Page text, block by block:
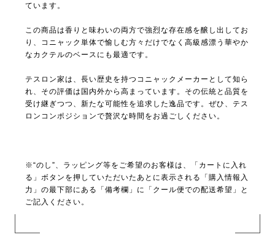
ています。
この商品は香りと味わいの両方で強烈な存在感を醸し出してお
り、コニャック単体で愉しむ方々だけでなく高級感漂う華やか
なカクテルのベースにも最適です。
テスロン家は、長い歴史を持つコニャックメーカーとして知ら
れ、その評価は国内外から高まっています。その伝統と品質を
受け継ぎつつ、新たな可能性を追求した逸品です。ぜひ、テス
ロンコンポジションで贅沢な時間をお過ごしください。
※“のし”、ラッピング等をご希望のお客様は、「カートに入れ
る」ボタンを押していただいたあとに表示される「購入情報入
力」の最下部にある「備考欄」に「クール便での配送希望」と
ご記入ください。